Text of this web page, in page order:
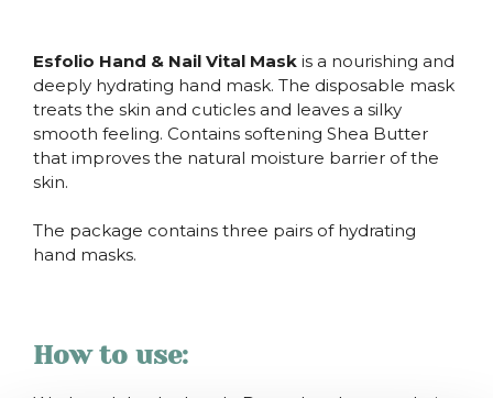
Esfolio Hand & Nail Vital Mask is a nourishing and
deeply hydrating hand mask. The disposable mask
treats the skin and cuticles and leaves a silky
smooth feeling. Contains softening Shea Butter
that improves the natural moisture barrier of the
skin.
The package contains three pairs of hydrating
hand masks.
How to use: